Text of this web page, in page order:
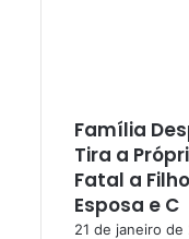
Família
Tira a
Fatal a
Esposa e C
21 de janeiro de